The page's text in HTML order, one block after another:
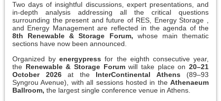
Two days of insightful discussions, expert presentations, and
in-depth analysis addressing all the critical questions
surrounding the present and future of RES, Energy Storage ,
and Energy Management are reflected in the agenda of the
8th Renewable & Storage Forum, whose main thematic
sections have now been announced.
Organized byenergypress for the eighth consecutive year,
the Renewable & Storage Forumwill take place on20–21
October 2026at the InterContinental Athens (89–93
Syngrou Avenue), with all sessions hosted in the Athenaeum
Ballroom, the largest single conference venue in Athens.